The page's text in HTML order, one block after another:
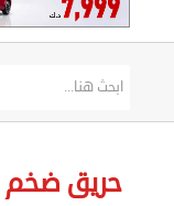
حريق ضخم